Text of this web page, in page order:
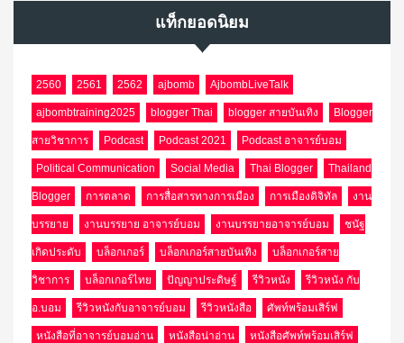
แท็กยอดนิยม
2560 2561 2562 ajbomb AjbombLiveTalk
ajbombtraining2025 blogger Thai blogger สายบันเทิง Blogger
สายวิชาการ Podcast Podcast 2021 Podcast อาจารย์บอม
Political Communication Social Media Thai Blogger Thailand
Blogger การตลาด การสื่อสารทางการเมือง การเมืองดิจิทัล งาน
บรรยาย งานบรรยาย อาจารย์บอม งานบรรยายอาจารย์บอม ชนัฐ
เกิดประดับ บล็อกเกอร์ บล็อกเกอร์สายบันเทิง บล็อกเกอร์สาย
วิชาการ บล็อกเกอร์ไทย ปัญญาประดิษฐ์ รีวิวหนัง รีวิวหนัง กับ
อ.บอม รีวิวหนังกับอาจารย์บอม รีวิวหนังสือ ศัพท์พร้อมเสิร์ฟ
หนังสือที่อาจารย์บอมอ่าน หนังสือน่าอ่าน หนังสือศัพท์พร้อมเสิร์ฟ